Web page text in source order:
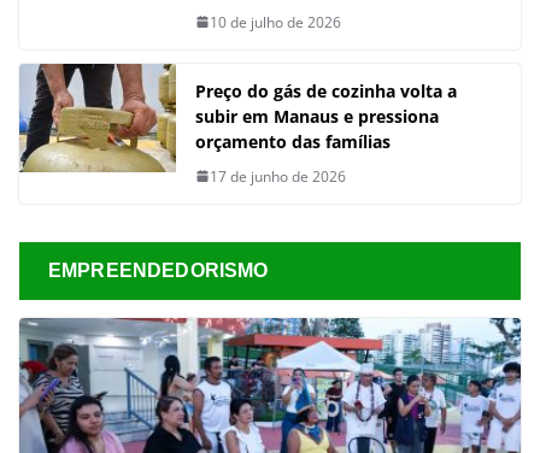
10 de julho de 2026
Preço do gás de cozinha volta a
subir em Manaus e pressiona
orçamento das famílias
17 de junho de 2026
EMPREENDEDORISMO